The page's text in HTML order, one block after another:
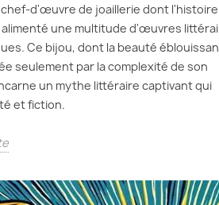
chef-d'œuvre de joaillerie dont l'histoire
une multitude d'œuvres
Ce bijou, dont la beauté
seulement par la complexité de son
un mythe littéraire captivant qui
et fiction.